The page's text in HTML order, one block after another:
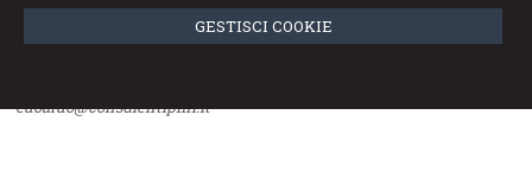
GESTISCI COOKIE
edoardo@consulentipmi.it